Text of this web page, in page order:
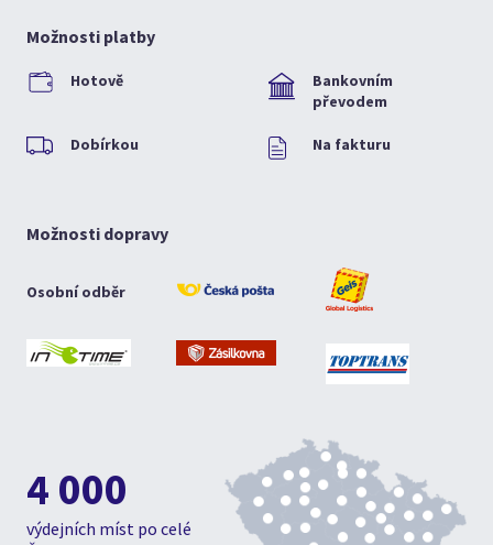
Možnosti platby
Hotově
Bankovním
převodem
Dobírkou Na fakturu
Možnosti dopravy
Osobní odběr
4 000
výdejních míst po celé